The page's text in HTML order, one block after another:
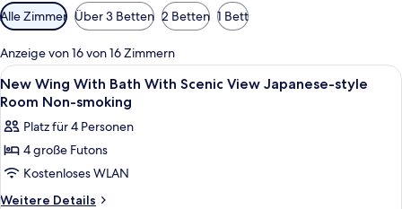
Verfügbare
Filter
für
Zimmer
Alle Zimmer Über 3 Betten 2 Betten 1 Bett
Anzeige von 16 von 16 Zimmern
Alle
Fotos
für
New
Wing
With
Bath
Speisen | Frühstück, Mittagessen und
1
New Wing With Bath With Scenic View Japanese-style
Room Non-smoking
Platz für 4 Personen
4 große Futons
Kostenloses WLAN
Weitere Details
Weitere